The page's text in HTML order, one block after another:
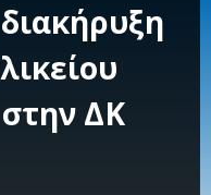
ΔΚ